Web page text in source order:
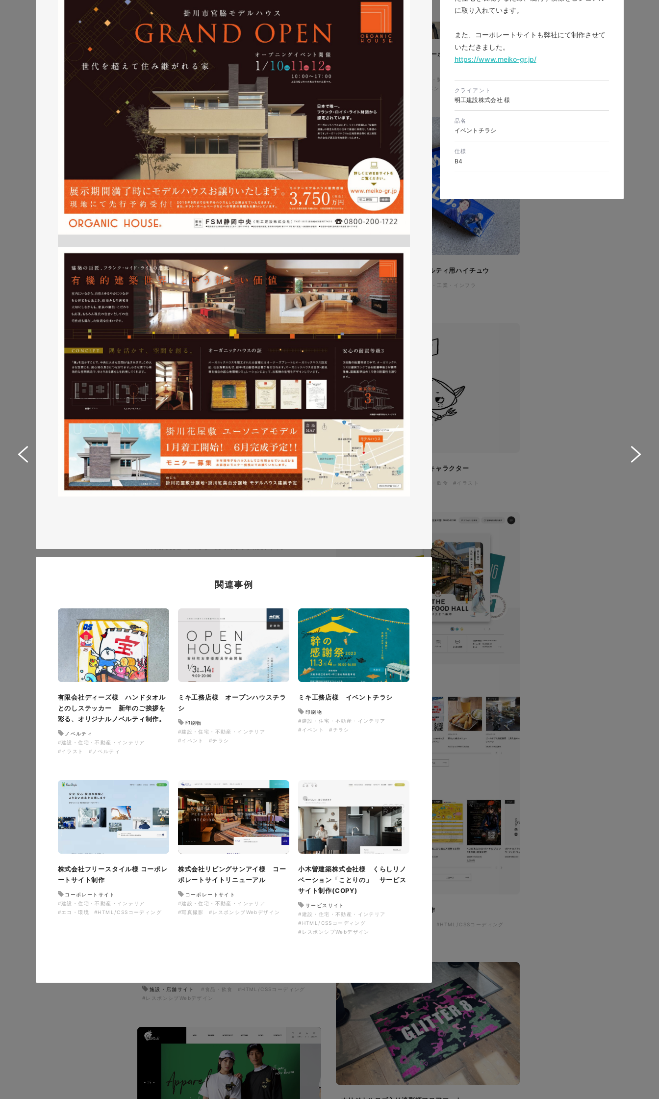
株式会社三共様 ランディングページ制作
ランディングページ #エコ・環境
#HTML/CSSコーディング
#レスポンシブWebデザイン
株式会社鈴木塗装工業所様 コーポレートサイトリニュー
#メーカー・製造業・工業・インフラ
#レスポンシブWebデザイン
株式会社吉和田浜松様 ノベルティ用ハイチュウ
ノベルティ
#メーカー・製造業・工業・インフラ
#ノベルティデザイン
イタヤマチバル様 イメージキャラクター
イラスト・キャラクター #食品・飲食 #イラスト
ザザ中央館様 店舗サイト制作
施設・店舗サイト
#HTML/CSSコーディング
#レスポンシブWebデザイン
施設・店舗サイト #食品・飲食
#HTML/CSSコーディング
#レスポンシブWebデザイン
に取り入れています。
また、コーポレートサイトも弊社にて制作させて
いただきました。
https://www.meiko-gr.jp/
クライアント
明工建設株式会社 様
品名
イベントチラシ
仕様
B4
関連事例
有限会社ディーズ様 ハンドタオル
とのしステッカー 新年のご挨拶を
彩る、オリジナルノベルティ制作。
ノベルティ
#建設・住宅・不動産・インテリア
#イラスト
#ノベルティ
ミキ工務店様 オープンハウスチラ
シ
印刷物
#建設・住宅・不動産・インテリア
#イベント
#チラシ
ミキ工務店様 イベントチラシ
印刷物
#建設・住宅・不動産・インテリア
#イベント
#チラシ
株式会社フリースタイル様 コーポレ
ートサイト制作
コーポレートサイト
#建設・住宅・不動産・インテリア
#エコ・環境
#HTML/CSSコーディング
株式会社リビングサンアイ様 コー
ポレートサイトリニューアル
コーポレートサイト
#建設・住宅・不動産・インテリア
#写真撮影
#レスポンシブWebデザイン
小木曽建築株式会社様 くらしリノ
ベーション「ことりの」 サービス
サイト制作(COPY)
サービスサイト
#建設・住宅・不動産・インテリア
#HTML/CSSコーディング
#レスポンシブWebデザイン